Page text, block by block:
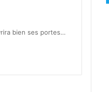
bien ses portes…